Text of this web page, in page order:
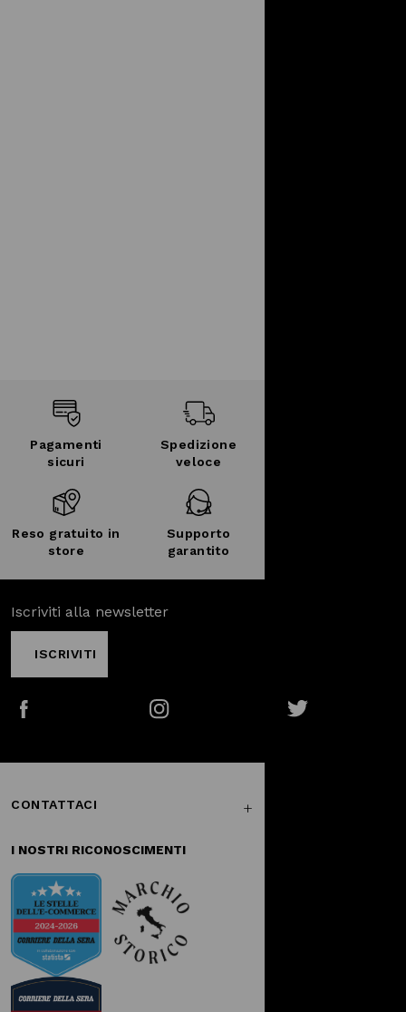
Pagamenti
sicuri
Spedizione
veloce
Reso gratuito in
store
Supporto
garantito
Iscriviti alla newsletter
ISCRIVITI
CONTATTACI
I NOSTRI RICONOSCIMENTI